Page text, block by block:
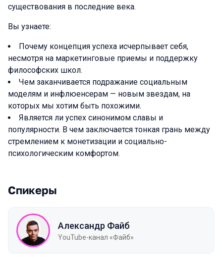
существования в последние века.
Вы узнаете:
Почему концепция успеха исчерпывает себя,
несмотря на маркетинговые приемы и поддержку
философских школ.
Чем заканчивается подражание социальным
моделям и инфлюенсерам — новым звездам, на
которых мы хотим быть похожими.
Является ли успех синонимом славы и
популярности. В чем заключается тонкая грань между
стремлением к монетизации и социально-
психологическим комфортом.
Спикеры
Александр Файб
YouTube-канал «Файб»